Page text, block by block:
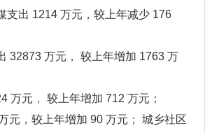
支出 1214 万元，较上年减少 176
32873 万元， 较上年增加 1763 万
万元， 较上年增加 712 万元；
元，较上年增加 90 万元； 城乡社区